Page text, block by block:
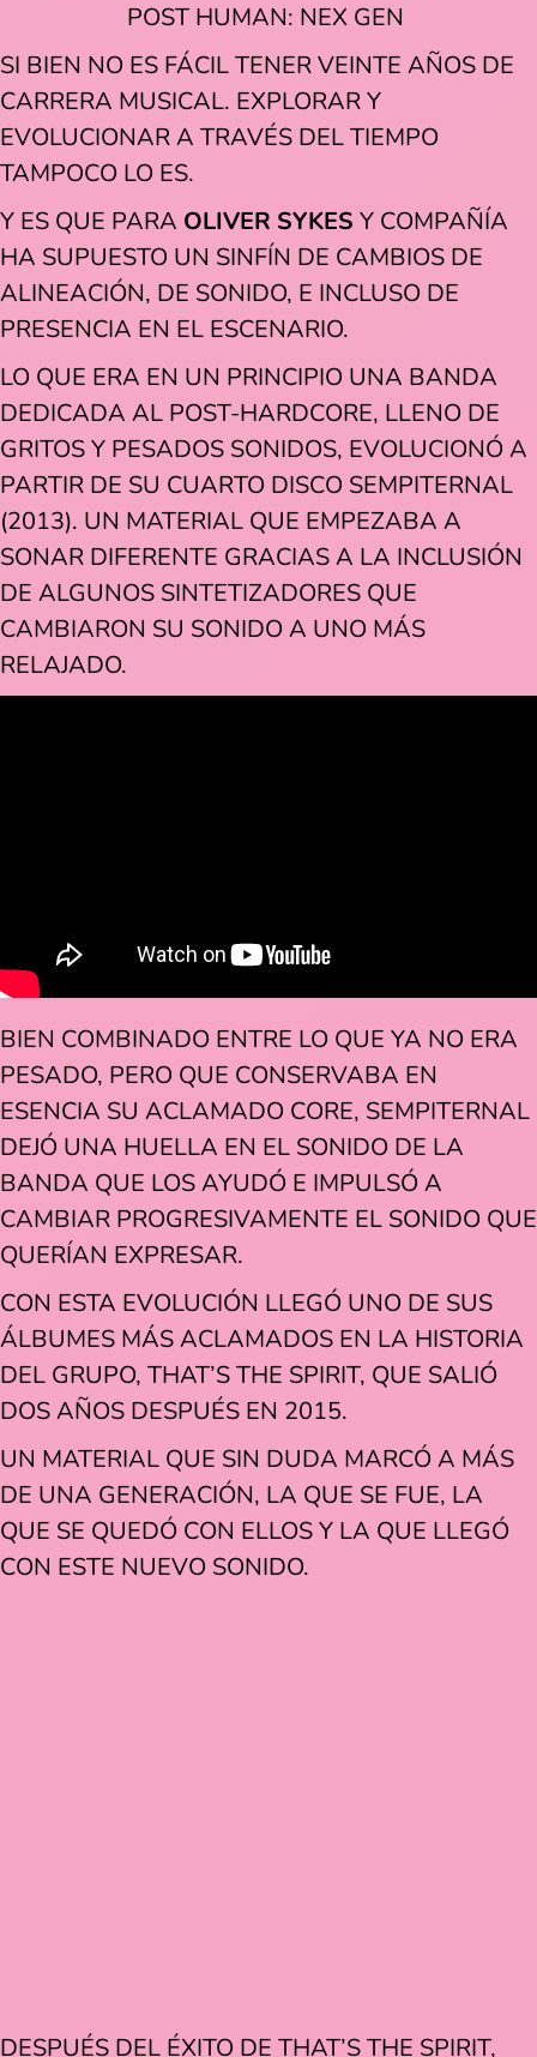
POST HUMAN: NEX GEN
SI BIEN NO ES FÁCIL TENER VEINTE AÑOS DE
CARRERA MUSICAL. EXPLORAR Y
EVOLUCIONAR A TRAVÉS DEL TIEMPO
TAMPOCO LO ES.
Y ES QUE PARA OLIVER SYKES Y COMPAÑÍA
HA SUPUESTO UN SINFÍN DE CAMBIOS DE
ALINEACIÓN, DE SONIDO, E INCLUSO DE
PRESENCIA EN EL ESCENARIO.
LO QUE ERA EN UN PRINCIPIO UNA BANDA
DEDICADA AL POST-HARDCORE, LLENO DE
GRITOS Y PESADOS SONIDOS, EVOLUCIONÓ A
PARTIR DE SU CUARTO DISCO SEMPITERNAL
(2013). UN MATERIAL QUE EMPEZABA A
SONAR DIFERENTE GRACIAS A LA INCLUSIÓN
DE ALGUNOS SINTETIZADORES QUE
CAMBIARON SU SONIDO A UNO MÁS
RELAJADO.
BIEN COMBINADO ENTRE LO QUE YA NO ERA
PESADO, PERO QUE CONSERVABA EN
ESENCIA SU ACLAMADO CORE, SEMPITERNAL
DEJÓ UNA HUELLA EN EL SONIDO DE LA
BANDA QUE LOS AYUDÓ E IMPULSÓ A
CAMBIAR PROGRESIVAMENTE EL SONIDO QUE
QUERÍAN EXPRESAR.
CON ESTA EVOLUCIÓN LLEGÓ UNO DE SUS
ÁLBUMES MÁS ACLAMADOS EN LA HISTORIA
DEL GRUPO, THAT’S THE SPIRIT, QUE SALIÓ
DOS AÑOS DESPUÉS EN 2015.
UN MATERIAL QUE SIN DUDA MARCÓ A MÁS
DE UNA GENERACIÓN, LA QUE SE FUE, LA
QUE SE QUEDÓ CON ELLOS Y LA QUE LLEGÓ
CON ESTE NUEVO SONIDO.
DESPUÉS DEL ÉXITO DE THAT’S THE SPIRIT,